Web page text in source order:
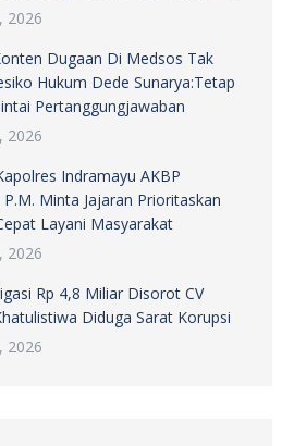
2026
Dugaan Di Medsos Tak
Hukum Dede Sunarya:Tetap
Pertanggungjawaban
2026
Indramayu AKBP
Minta Jajaran Prioritaskan
Layani Masyarakat
2026
Rp 4,8 Miliar Disorot CV
Diduga Sarat Korupsi
2026